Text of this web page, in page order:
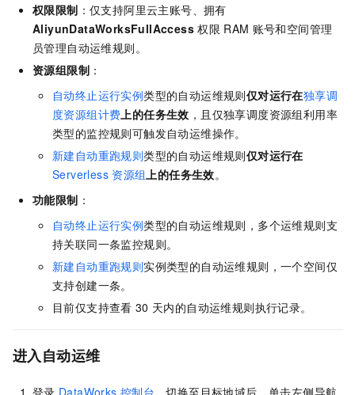
权限限制 ：仅支持阿里云主账号、拥有
AliyunDataWorksFullAccess 权限 RAM 账号和空间管理
员管理自动运维规则。
资源组限制 ：
自动终止运行实例类型的自动运维规则仅对运行在独享调
度资源组计费上的任务生效 ，且仅独享调度资源组利用率
类型的监控规则可触发自动运维操作。
新建自动重跑规则类型的自动运维规则仅对运行在
Serverless 资源组上的任务生效。
功能限制 ：
自动终止运行实例类型的自动运维规则，多个运维规则支
持关联同一条监控规则。
新建自动重跑规则实例类型的自动运维规则，一个空间仅
支持创建一条。
目前仅支持查看 30 天内的自动运维规则执行记录。
进入自动运维